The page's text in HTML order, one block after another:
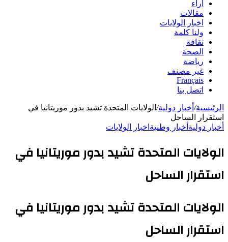
آراء
مقالات
اخبار الولايات
ولنا كلمة
ثقافة
الصحة
رياضة
غير مصنف
Français
اتصل بنا
الرئيسية/ أخبار دولية/ الولايات المتحدة تشيد بدور موريتانيا في
استقرار الساحل
أخبار دولية أخبار وطنية اخبار الولايات
الولايات المتحدة تشيد بدور موريتانيا في
استقرار الساحل
الولايات المتحدة تشيد بدور موريتانيا في
استقرار الساحل